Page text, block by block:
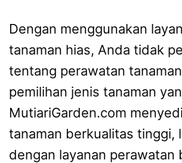
Dengan menggunakan
tanaman hias, Anda tidak
tentang perawatan
pemilihan jenis tanaman
MutiariGarden.com
tanaman berkualitas tinggi,
dengan layanan perawatan